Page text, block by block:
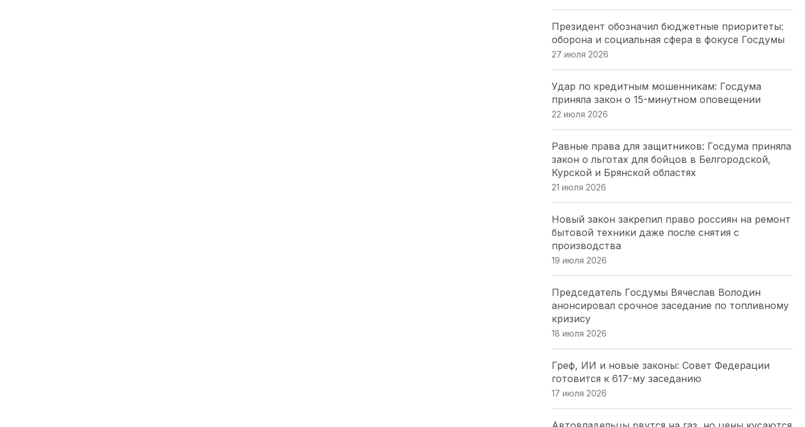
20 июля 2026
Общественной палаты
16 июля 2026
нагрузку на мировых судей: два участка
упразднены, два созданы
16 июля 2026
разъяснил, кого коснутся изменения
16 июля 2026
16 июля 2026
Краевые депутаты просят Правительство
Губернаторская инициатива принята: кубанские
Президент обозначил бюджетные приоритеты:
оборона и социальная сфера в фокусе Госдумы
27 июля 2026
Удар по кредитным мошенникам: Госдума
приняла закон о 15-минутном оповещении
22 июля 2026
Равные права для защитников: Госдума приняла
закон о льготах для бойцов в Белгородской,
Курской и Брянской областях
21 июля 2026
Новый закон закрепил право россиян на ремонт
бытовой техники даже после снятия с
производства
19 июля 2026
Председатель Госдумы Вячеслав Володин
анонсировал срочное заседание по топливному
кризису
18 июля 2026
Греф, ИИ и новые законы: Совет Федерации
готовится к 617-му заседанию
17 июля 2026